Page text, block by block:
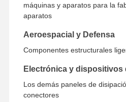
máquinas y aparatos para la
aparatos
Aeroespacial y Defensa
Componentes estructurales
Electrónica y dispositivos
Los demás paneles de
conectores